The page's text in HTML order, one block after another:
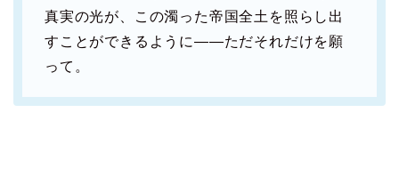
真実の光が、この濁った帝国全土を照らし出
すことができるように――ただそれだけを願
って。